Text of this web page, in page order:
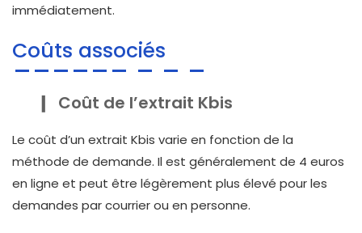
immédiatement.
Coûts associés
Coût de l’extrait Kbis
Le coût d’un extrait Kbis varie en fonction de la
méthode de demande. Il est généralement de 4 euros
en ligne et peut être légèrement plus élevé pour les
demandes par courrier ou en personne.